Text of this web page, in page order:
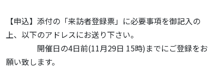
【申込】添付の「来訪者登録票」に必要事項を御記入の
上、以下のアドレスにお送り下さい。
開催日の4日前(11月29日 15時)までにご登録をお
願い致します。